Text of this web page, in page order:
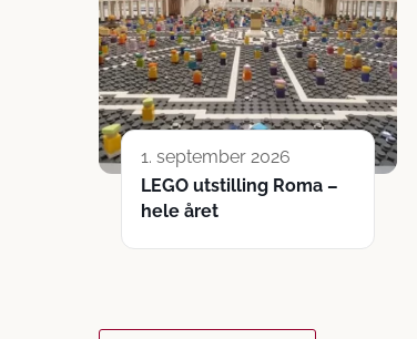
1. september 2026
LEGO utstilling Roma –
hele året